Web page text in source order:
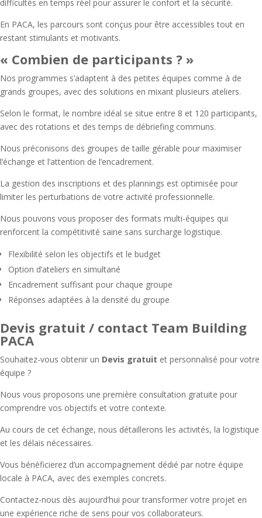
difficultés en temps réel pour assurer le confort et la sécurité.
En PACA, les parcours sont conçus pour être accessibles tout en
restant stimulants et motivants.
« Combien de participants ? »
Nos programmes s’adaptent à des petites équipes comme à de
grands groupes, avec des solutions en mixant plusieurs ateliers.
Selon le format, le nombre idéal se situe entre 8 et 120 participants,
avec des rotations et des temps de débriefing communs.
Nous préconisons des groupes de taille gérable pour maximiser
l’échange et l’attention de l’encadrement.
La gestion des inscriptions et des plannings est optimisée pour
limiter les perturbations de votre activité professionnelle.
Nous pouvons vous proposer des formats multi-équipes qui
renforcent la compétitivité saine sans surcharge logistique.
Flexibilité selon les objectifs et le budget
Option d’ateliers en simultané
Encadrement suffisant pour chaque groupe
Réponses adaptées à la densité du groupe
Devis gratuit / contact Team Building
PACA
Souhaitez-vous obtenir un Devis gratuit et personnalisé pour votre
équipe ?
Nous vous proposons une première consultation gratuite pour
comprendre vos objectifs et votre contexte.
Au cours de cet échange, nous détaillerons les activités, la logistique
et les délais nécessaires.
Vous bénéficierez d’un accompagnement dédié par notre équipe
locale à PACA, avec des exemples concrets.
Contactez-nous dès aujourd’hui pour transformer votre projet en
une expérience riche de sens pour vos collaborateurs.